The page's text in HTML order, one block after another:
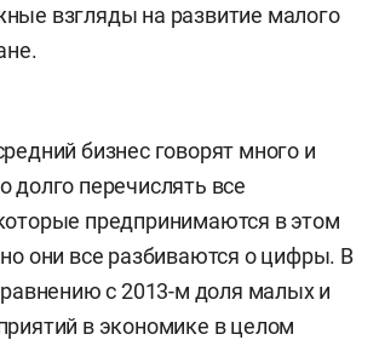
взгляды на развитие малого
бизнес говорят много и
долго перечислять все
предпринимаются в этом
они все разбиваются о цифры. В
с 2013-м доля малых и
в экономике в целом